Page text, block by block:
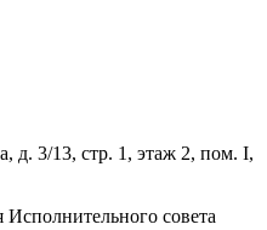
д. 3/13, стр. 1, этаж 2, пом. I,
Исполнительного совета